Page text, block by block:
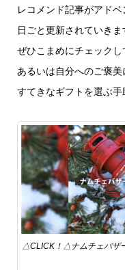
レコメンド記事がアド
日ごと更新されていきま
ぜひこまめにチェックし
あるいは自分へのご褒美
すてきなギフトを選ぶ手
△CLICK！△ナムチェバザ